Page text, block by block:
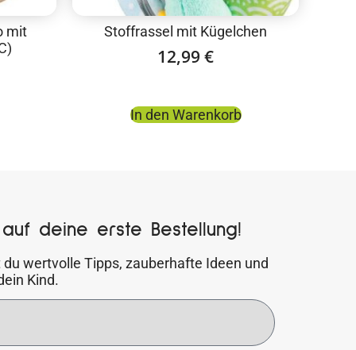
mit
Stoffrassel mit Kügelchen
12,99 €
In den Warenkorb
deine erste Bestellung!
wertvolle Tipps, zauberhafte Ideen und
Kind.